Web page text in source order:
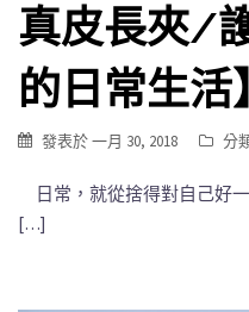
真皮長夾/
的日常生活】
發表於一月 30, 2018 分
日常，就從捨得對自己好
[…]